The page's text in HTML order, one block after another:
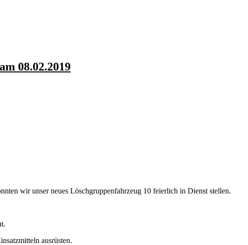
08.02.2019
wir unser neues Löschgruppenfahrzeug 10 feierlich in Dienst stellen.
ausrüsten.